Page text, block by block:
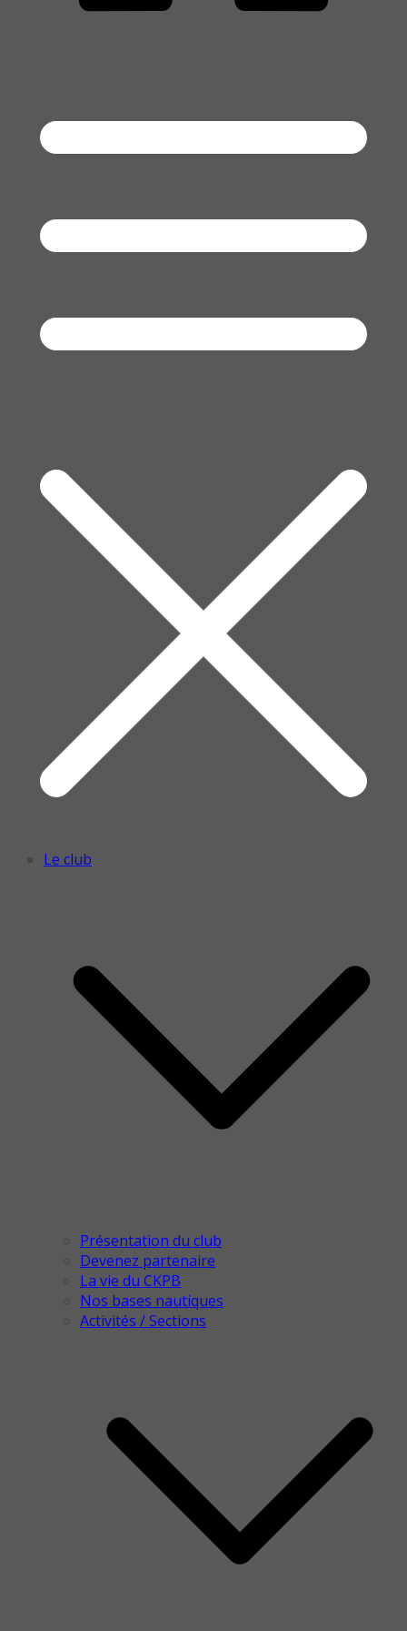
Le club
Présentation du club
Devenez partenaire
La vie du CKPB
Nos bases nautiques
Activités / Sections